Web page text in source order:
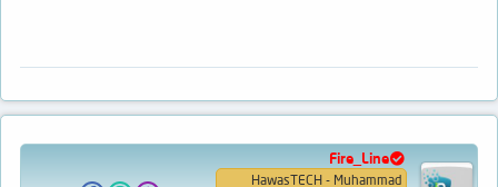
Fire_Line
HawasTECH - Muhammad